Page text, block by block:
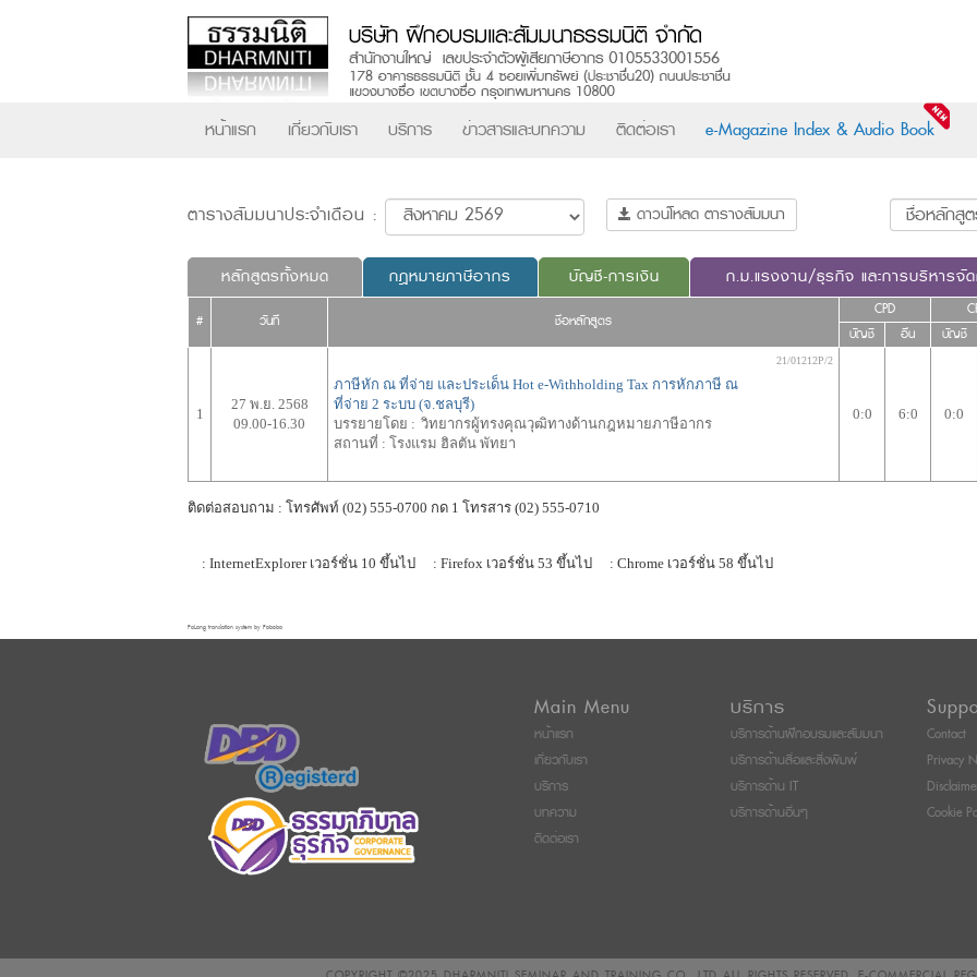
หน้าแรก เกี่ยวกับเรา บริการ ข่าวสารและบทความ ติดต่อเรา e-Magazine Index & Audio Book
ตารางสัมมนาประจำเดือน : ดาวน์โหลด ตารางสัมมนา
หลักสูตรทั้งหมด กฎหมายภาษีอากร บัญชี-การเงิน ก.ม.แรงงาน/ธุรกิจ และการบริหารจั
# วันที่ ชื่อหลักสูตร
CPD
บัญชี อื่น บัญชี
1
27 พ.ย. 2568
09.00-16.30
ภาษีหัก ณ ที่จ่าย และประเด็น Hot e-Withholding Tax การหักภาษี ณ
ที่จ่าย 2 ระบบ (จ.ชลบุรี)
บรรยายโดย : วิทยากรผู้ทรงคุณวุฒิทางด้านกฎหมายภาษีอากร
สถานที่ : โรงแรม ฮิลตัน พัทยา
21/01212P/2
0:0 6:0 0:0
ติดต่อสอบถาม : โทรศัพท์ (02) 555-0700 กด 1 โทรสาร (02) 555-0710
: InternetExplorer เวอร์ชั่น 10 ขึ้นไป : Firefox เวอร์ชั่น 53 ขึ้นไป : Chrome เวอร์ชั่น 58 ขึ้นไป
FaLang translation system by Faboba
Main Menu
หน้าแรก
เกี่ยวกับเรา
บริการ
บทความ
ติดต่อเรา
บริการ
บริการด้านฝึกอบรมและสัมมนา
บริการด้านสื่อและสิ่งพิมพ์
บริการด้าน IT
บริการด้านอื่นๆ
Contact
Privacy
Cookie